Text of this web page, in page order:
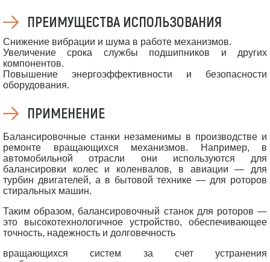
ПРЕИМУЩЕСТВА ИСПОЛЬЗОВАНИЯ
Снижение вибрации и шума в работе механизмов.
Увеличение срока службы подшипников и других
компонентов.
Повышение энергоэффективности и безопасности
оборудования.
ПРИМЕНЕНИЕ
Балансировочные станки незаменимы в производстве и
ремонте вращающихся механизмов. Например, в
автомобильной отрасли они используются для
балансировки колес и коленвалов, в авиации — для
турбин двигателей, а в бытовой технике — для роторов
стиральных машин.
Таким образом, балансировочный станок для роторов —
это высокотехнологичное устройство, обеспечивающее
точность, надежность и долговечность
вращающихся систем за счет устранения